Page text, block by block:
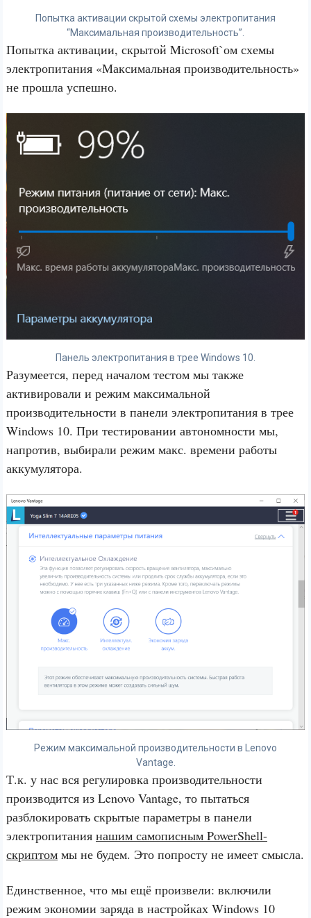
Попытка активации скрытой схемы электропитания
“Максимальная производительность”.
Попытка активации, скрытой Microsoft`ом схемы
электропитания «Максимальная производительность»
не прошла успешно.
Панель электропитания в трее Windows 10.
Разумеется, перед началом тестом мы также
активировали и режим максимальной
производительности в панели электропитания в трее
Windows 10. При тестировании автономности мы,
напротив, выбирали режим макс. времени работы
аккумулятора.
Режим максимальной производительности в Lenovo
Vantage.
Т.к. у нас вся регулировка производительности
производится из Lenovo Vantage, то пытаться
разблокировать скрытые параметры в панели
электропитания нашим самописным PowerShell-
скриптом мы не будем. Это попросту не имеет смысла.
Единственное, что мы ещё произвели: включили
режим экономии заряда в настройках Windows 10